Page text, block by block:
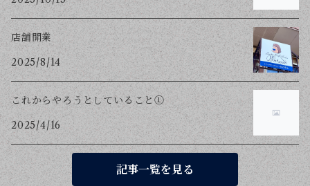
店舗開業
2025/8/14
これからやろうとしていること①
2025/4/16
記事一覧を見る